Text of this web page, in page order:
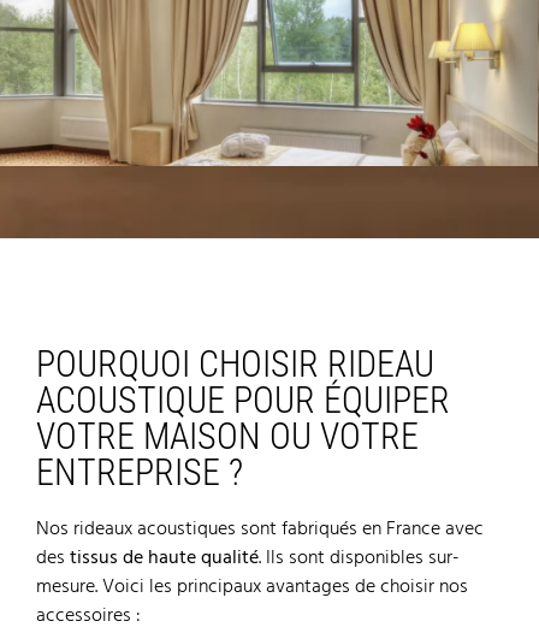
POURQUOI CHOISIR RIDEAU
ACOUSTIQUE POUR ÉQUIPER
VOTRE MAISON OU VOTRE
ENTREPRISE ?
Nos rideaux acoustiques sont fabriqués en France avec
destissus de haute qualité. Ils sont disponibles sur-
mesure. Voici les principaux avantages de choisir nos
accessoires :